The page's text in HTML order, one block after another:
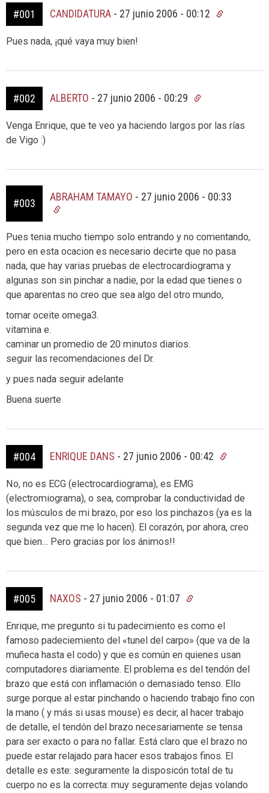
#001 CANDIDATURA - 27 junio 2006 - 00:12
Pues nada, ¡qué vaya muy bien!
#002 ALBERTO - 27 junio 2006 - 00:29
Venga Enrique, que te veo ya haciendo largos por las rías
de Vigo :)
#003
ABRAHAM TAMAYO - 27 junio 2006 - 00:33
Pues tenia mucho tiempo solo entrando y no comentando,
pero en esta ocacion es necesario decirte que no pasa
nada, que hay varias pruebas de electrocardiograma y
algunas son sin pinchar a nadie, por la edad que tienes o
que aparentas no creo que sea algo del otro mundo,
tomar oceite omega3.
vitamina e.
caminar un promedio de 20 minutos diarios.
seguir las recomendaciones del Dr.
y pues nada seguir adelante
Buena suerte
#004 ENRIQUE DANS - 27 junio 2006 - 00:42
No, no es ECG (electrocardiograma), es EMG
(electromiograma), o sea, comprobar la conductividad de
los músculos de mi brazo, por eso los pinchazos (ya es la
segunda vez que me lo hacen). El corazón, por ahora, creo
que bien… Pero gracias por los ánimos!!
#005 NAXOS - 27 junio 2006 - 01:07
Enrique, me pregunto si tu padecimiento es como el
famoso padeciemiento del «tunel del carpo» (que va de la
muñeca hasta el codo) y que es común en quienes usan
computadores diariamente. El problema es del tendón del
brazo que está con inflamación o demasiado tenso. Ello
surge porque al estar pinchando o haciendo trabajo fino con
la mano ( y más si usas mouse) es decir, al hacer trabajo
de detalle, el tendón del brazo necesariamente se tensa
para ser exacto o para no fallar. Está claro que el brazo no
puede estar relajado para hacer esos trabajos finos. El
detalle es este: seguramente la disposicón total de tu
cuerpo no es la correcta: muy seguramente dejas volando